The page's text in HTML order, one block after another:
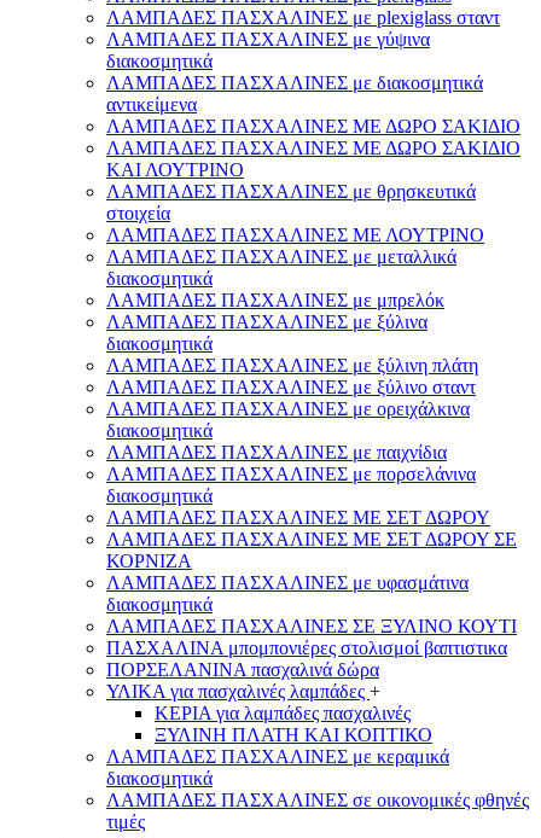
ΛΑΜΠΑΔΕΣ ΠΑΣΧΑΛΙΝΕΣ με plexiglass σταντ
ΛΑΜΠΑΔΕΣ ΠΑΣΧΑΛΙΝΕΣ με γύψινα
διακοσμητικά
ΛΑΜΠΑΔΕΣ ΠΑΣΧΑΛΙΝΕΣ με διακοσμητικά
αντικείμενα
ΛΑΜΠΑΔΕΣ ΠΑΣΧΑΛΙΝΕΣ ΜΕ ΔΩΡΟ ΣΑΚΙΔΙΟ
ΛΑΜΠΑΔΕΣ ΠΑΣΧΑΛΙΝΕΣ ΜΕ ΔΩΡΟ ΣΑΚΙΔΙΟ
ΚΑΙ ΛΟΥΤΡΙΝΟ
ΛΑΜΠΑΔΕΣ ΠΑΣΧΑΛΙΝΕΣ με θρησκευτικά
στοιχεία
ΛΑΜΠΑΔΕΣ ΠΑΣΧΑΛΙΝΕΣ ΜΕ ΛΟΥΤΡΙΝΟ
ΛΑΜΠΑΔΕΣ ΠΑΣΧΑΛΙΝΕΣ με μεταλλικά
διακοσμητικά
ΛΑΜΠΑΔΕΣ ΠΑΣΧΑΛΙΝΕΣ με μπρελόκ
ΛΑΜΠΑΔΕΣ ΠΑΣΧΑΛΙΝΕΣ με ξύλινα
διακοσμητικά
ΛΑΜΠΑΔΕΣ ΠΑΣΧΑΛΙΝΕΣ με ξύλινη πλάτη
ΛΑΜΠΑΔΕΣ ΠΑΣΧΑΛΙΝΕΣ με ξύλινο σταντ
ΛΑΜΠΑΔΕΣ ΠΑΣΧΑΛΙΝΕΣ με ορειχάλκινα
διακοσμητικά
ΛΑΜΠΑΔΕΣ ΠΑΣΧΑΛΙΝΕΣ με παιχνίδια
ΛΑΜΠΑΔΕΣ ΠΑΣΧΑΛΙΝΕΣ με πορσελάνινα
διακοσμητικά
ΛΑΜΠΑΔΕΣ ΠΑΣΧΑΛΙΝΕΣ ΜΕ ΣΕΤ ΔΩΡΟΥ
ΛΑΜΠΑΔΕΣ ΠΑΣΧΑΛΙΝΕΣ ΜΕ ΣΕΤ ΔΩΡΟΥ ΣΕ
ΚΟΡΝΙΖΑ
ΛΑΜΠΑΔΕΣ ΠΑΣΧΑΛΙΝΕΣ με υφασμάτινα
διακοσμητικά
ΛΑΜΠΑΔΕΣ ΠΑΣΧΑΛΙΝΕΣ ΣΕ ΞΥΛΙΝΟ ΚΟΥΤΙ
ΠΑΣΧΑΛΙΝΑ μπομπονιέρες στολισμοί βαπτιστικα
ΠΟΡΣΕΛΑΝΙΝΑ πασχαλινά δώρα
ΥΛΙΚΑ για πασχαλινές λαμπάδες +
ΚΕΡΙΑ για λαμπάδες πασχαλινές
ΞΥΛΙΝΗ ΠΛΑΤΗ ΚΑΙ ΚΟΠΤΙΚΟ
ΛΑΜΠΑΔΕΣ ΠΑΣΧΑΛΙΝΕΣ με κεραμικά
διακοσμητικά
ΛΑΜΠΑΔΕΣ ΠΑΣΧΑΛΙΝΕΣ σε οικονομικές φθηνές
τιμές